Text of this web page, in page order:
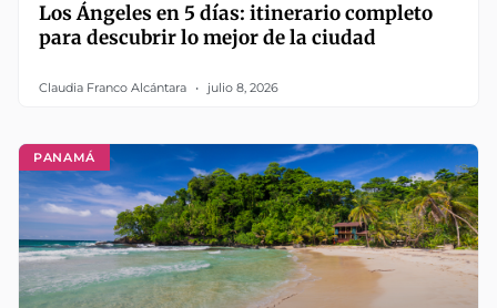
Los Ángeles en 5 días: itinerario completo
para descubrir lo mejor de la ciudad
Claudia Franco Alcántara julio 8, 2026
PANAMÁ